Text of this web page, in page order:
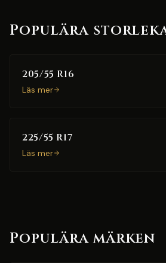
Populära
205/55 R16
Läs mer
225/55 R17
Läs mer
Populära märken